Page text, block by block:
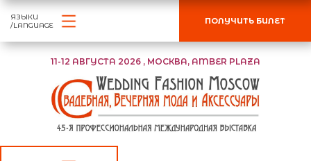
11-12 АВГУСТА 2026 , МОСКВА, AMBER PLAZA
ЯЗЫКИ
/LANGUAGE
ПОЛУЧИТЬ БИЛЕТ